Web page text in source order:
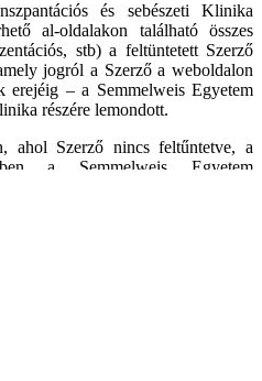
és sebészeti Klinika
al-oldalakon található összes
stb) a feltüntetett Szerző
jogról a Szerző a weboldalon
erejéig – a Semmelweis Egyetem
részére lemondott.
ahol Szerző nincs feltűntetve, a
a Semmelweis Egyetem